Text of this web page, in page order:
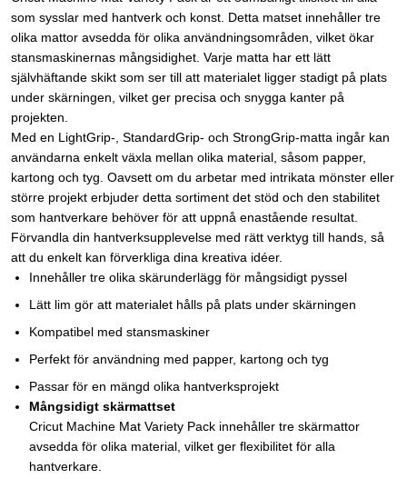
som sysslar med hantverk och konst. Detta matset innehåller tre
olika mattor avsedda för olika användningsområden, vilket ökar
stansmaskinernas mångsidighet. Varje matta har ett lätt
självhäftande skikt som ser till att materialet ligger stadigt på plats
under skärningen, vilket ger precisa och snygga kanter på
projekten.
Med en LightGrip-, StandardGrip- och StrongGrip-matta ingår kan
användarna enkelt växla mellan olika material, såsom papper,
kartong och tyg. Oavsett om du arbetar med intrikata mönster eller
större projekt erbjuder detta sortiment det stöd och den stabilitet
som hantverkare behöver för att uppnå enastående resultat.
Förvandla din hantverksupplevelse med rätt verktyg till hands, så
att du enkelt kan förverkliga dina kreativa idéer.
Innehåller tre olika skärunderlägg för mångsidigt pyssel
Lätt lim gör att materialet hålls på plats under skärningen
Kompatibel med stansmaskiner
Perfekt för användning med papper, kartong och tyg
Passar för en mängd olika hantverksprojekt
Mångsidigt skärmattset
Cricut Machine Mat Variety Pack innehåller tre skärmattor
avsedda för olika material, vilket ger flexibilitet för alla
hantverkare.